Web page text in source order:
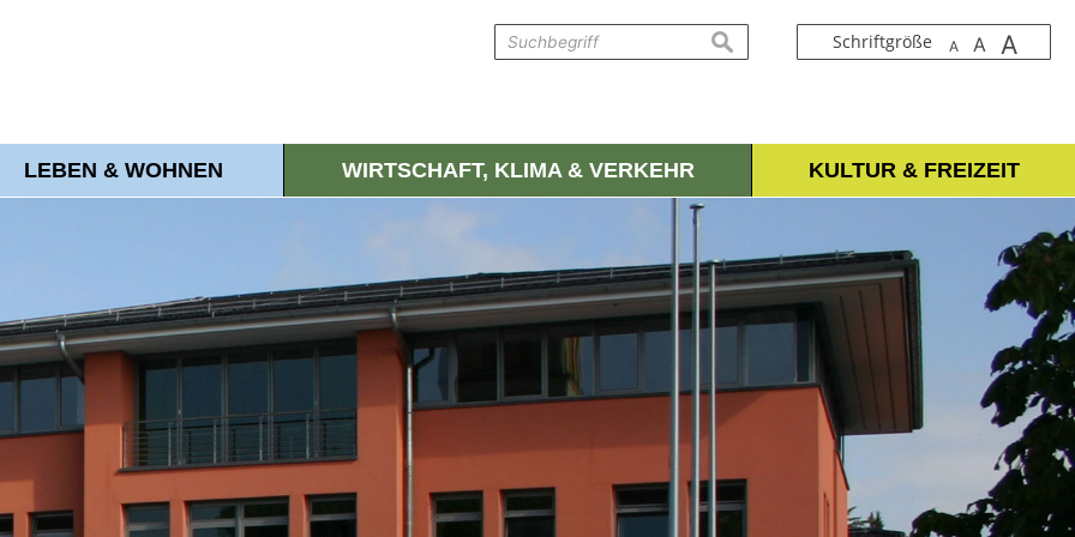
Schriftgröße A A A
suchen
LEBEN & WOHNEN WIRTSCHAFT, KLIMA & VERKEHR KULTUR & FREIZEIT